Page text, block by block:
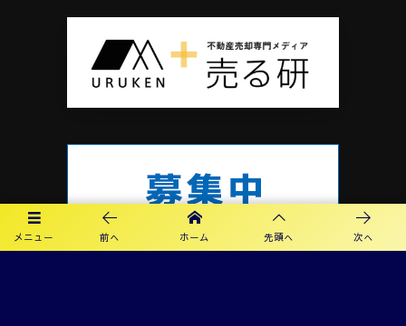
メニュー 前へ ホーム 先頭へ 次へ